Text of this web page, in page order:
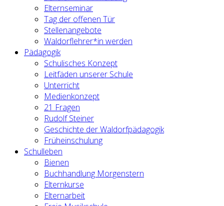
Elternseminar
Tag der offenen Tür
Stellenangebote
Waldorflehrer*in werden
Pädagogik
Schulisches Konzept
Leitfäden unserer Schule
Unterricht
Medienkonzept
21 Fragen
Rudolf Steiner
Geschichte der Waldorfpädagogik
Früheinschulung
Schulleben
Bienen
Buchhandlung Morgenstern
Elternkurse
Elternarbeit